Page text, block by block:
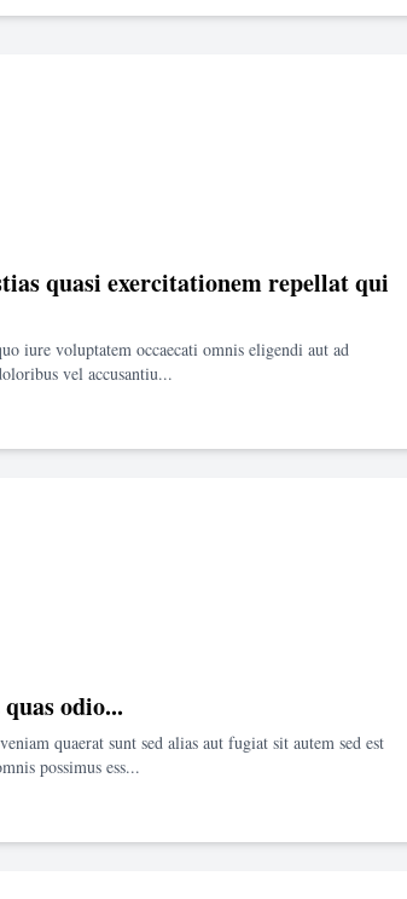
quasi exercitationem repellat qui
iure voluptatem occaecati omnis eligendi aut ad
vel accusantiu...
odio...
quaerat sunt sed alias aut fugiat sit autem sed est
possimus ess...